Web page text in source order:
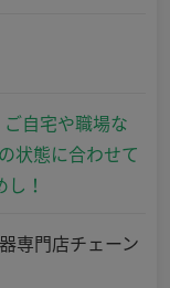
自宅や職場な
状態に合わせて
！
専門店チェーン